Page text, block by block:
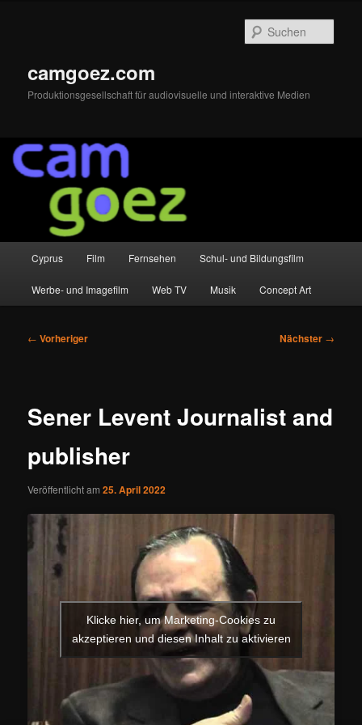
camgoez.com
Produktionsgesellschaft für audiovisuelle und interaktive Medien
Cyprus Film Fernsehen Schul- und Bildungsfilm
Werbe- und Imagefilm Web TV Musik Concept Art
Beitragsnavigation
← Vorheriger Nächster →
Sener Levent Journalist and
publisher
Veröffentlicht am25. April 2022
Klicke hier, um Marketing-Cookies zu
akzeptieren und diesen Inhalt zu aktivieren